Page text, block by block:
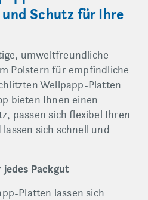
Schutz für Ihre
umweltfreundliche
Polstern für empfindliche
Wellpapp-Platten
bieten Ihnen einen
passen sich flexibel Ihren
sich schnell und
jedes Packgut
Platten lassen sich